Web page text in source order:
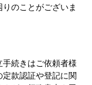
のことがございま
続きはご依頼者様
款認証や登記に関